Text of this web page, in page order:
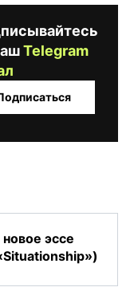
Telegram
эссе